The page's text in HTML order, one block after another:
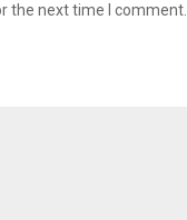
the next time I comment.